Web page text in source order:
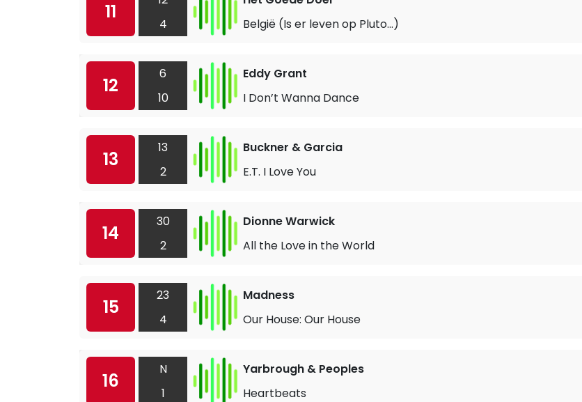
11
4
België (Is er leven op Pluto…)
12
6
10
Eddy Grant
I Don’t Wanna Dance
13
13
2
Buckner & Garcia
E.T. I Love You
14
30
2
Dionne Warwick
All the Love in the World
15
23
4
Madness
Our House: Our House
16
N
1
Yarbrough & Peoples
Heartbeats